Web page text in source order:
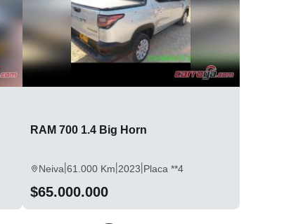
RAM 700 1.4 Big Horn
Neiva|61.000 Km|2023|Placa **4
$65.000.000